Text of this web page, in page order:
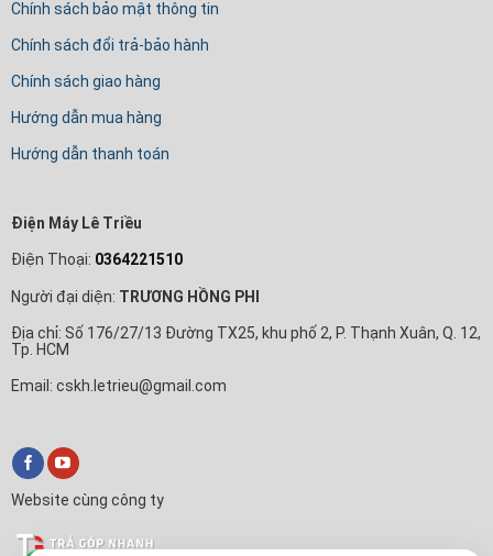
Chính sách bảo mật thông tin
Chính sách đổi trả-bảo hành
Chính sách giao hàng
Hướng dẫn mua hàng
Hướng dẫn thanh toán
Điện Máy Lê Triều
Điện Thoại: 0364221510
Người đại diện: TRƯƠNG HỒNG PHI
Địa chỉ: Số 176/27/13 Đường TX25, khu phố 2, P. Thạnh Xuân, Q. 12,
Tp. HCM
Email: cskh.letrieu@gmail.com
Website cùng công ty